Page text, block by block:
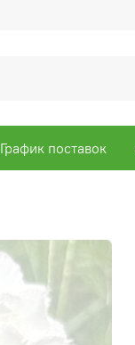
График поставок